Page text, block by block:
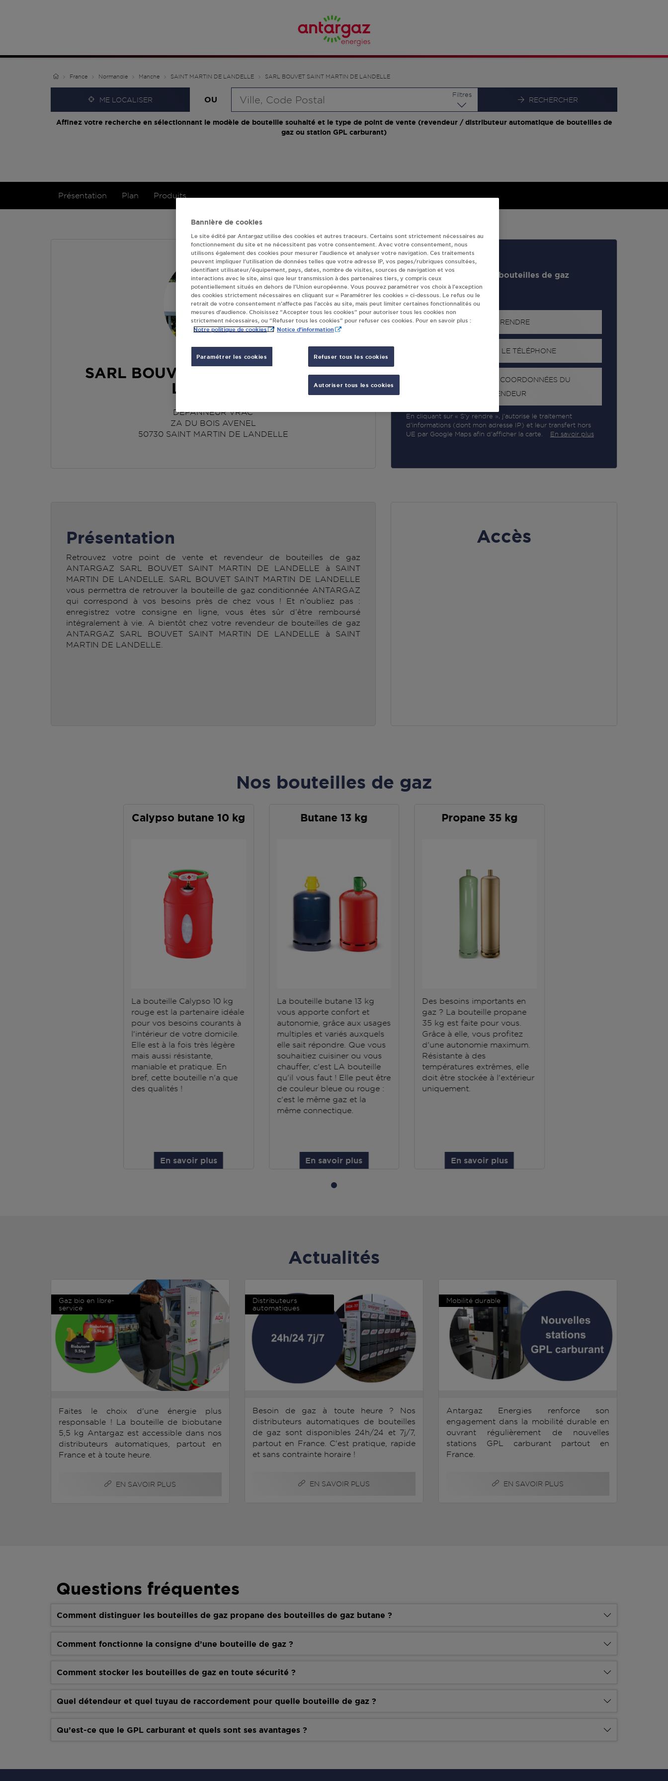
France Normandie Manche SAINT MARTIN DE LANDELLE SARL BOUVET SAINT MARTIN DE LANDELLE
ME LOCALISER OU
Filtres
RECHERCHER
Affinez votre recherche en sélectionnant le modèle de bouteille souhaité et le type de point de vente (revendeur / distributeur automatique de bouteilles de
gaz ou station GPL carburant)
Présentation Plan Produits
SARL BOUVET SAINT MARTIN DE
LANDELLE
DEPANNEUR VRAC
ZA DU BOIS AVENEL
50730 SAINT MARTIN DE LANDELLE
Revendeur de bouteilles de gaz
S'Y RENDRE
AFFICHER LE TÉLÉPHONE
RECEVOIR LES COORDONNÉES DU
REVENDEUR
En cliquant sur « S’y rendre », j’autorise le traitement
d’informations (dont mon adresse IP) et leur transfert hors
UE par Google Maps afin d’afficher la carte.
En savoir plus
Accès
Présentation
Retrouvez votre point de vente et revendeur de bouteilles de gaz
ANTARGAZ SARL BOUVET SAINT MARTIN DE LANDELLE à SAINT
MARTIN DE LANDELLE. SARL BOUVET SAINT MARTIN DE LANDELLE
vous permettra de retrouver la bouteille de gaz conditionnée ANTARGAZ
qui correspond à vos besoins près de chez vous ! Et n’oubliez pas :
enregistrez votre consigne en ligne, vous êtes sûr d’être remboursé
intégralement à vie. A bientôt chez votre revendeur de bouteilles de gaz
ANTARGAZ SARL BOUVET SAINT MARTIN DE LANDELLE à SAINT
MARTIN DE LANDELLE.
Nos bouteilles de gaz
Calypso butane 10 kg
La bouteille Calypso 10 kg
rouge est la partenaire idéale
pour vos besoins courants à
l'intérieur de votre domicile.
Elle est à la fois très légère
mais aussi résistante,
maniable et pratique. En
bref, cette bouteille n'a que
des qualités !
En savoir plus
Butane 13 kg
La bouteille butane 13 kg
vous apporte confort et
autonomie, grâce aux usages
multiples et variés auxquels
elle sait répondre. Que vous
souhaitiez cuisiner ou vous
chauffer, c'est LA bouteille
qu'il vous faut ! Elle peut être
de couleur bleue ou rouge :
c'est le même gaz et la
même connectique.
En savoir plus
Propane 35 kg
Des besoins importants en
gaz ? La bouteille propane
35 kg est faite pour vous.
Grâce à elle, vous profitez
d'une autonomie maximum.
Résistante à des
températures extrêmes, elle
doit être stockée à l'extérieur
uniquement.
En savoir plus
Actualités
Gaz bio en libre-
service
Faites le choix d'une énergie plus
responsable ! La bouteille de biobutane
5,5 kg Antargaz est accessible dans nos
distributeurs automatiques, partout en
France et à toute heure.
EN SAVOIR PLUS
Distributeurs
automatiques
Besoin de gaz à toute heure ? Nos
distributeurs automatiques de bouteilles
de gaz sont disponibles 24h/24 et 7j/7,
partout en France. C'est pratique, rapide
et sans contrainte horaire !
EN SAVOIR PLUS
Mobilité durable
Antargaz Energies renforce son
engagement dans la mobilité durable en
ouvrant régulièrement de nouvelles
stations GPL carburant partout en
France.
EN SAVOIR PLUS
Questions fréquentes
Comment distinguer les bouteilles de gaz propane des bouteilles de gaz butane ?
Comment fonctionne la consigne d’une bouteille de gaz ?
Comment stocker les bouteilles de gaz en toute sécurité ?
Quel détendeur et quel tuyau de raccordement pour quelle bouteille de gaz ?
Qu’est-ce que le GPL carburant et quels sont ses avantages ?
Bannière de cookies
Le site édité par Antargaz utilise des cookies et autres traceurs. Certains sont strictement nécessaires au
fonctionnement du site et ne nécessitent pas votre consentement. Avec votre consentement, nous
utilisons également des cookies pour mesurer l’audience et analyser votre navigation. Ces traitements
peuvent impliquer l’utilisation de données telles que votre adresse IP, vos pages/rubriques consultées,
identifiant utilisateur/équipement, pays, dates, nombre de visites, sources de navigation et vos
interactions avec le site, ainsi que leur transmission à des partenaires tiers, y compris ceux
potentiellement situés en dehors de l’Union européenne. Vous pouvez paramétrer vos choix à l’exception
des cookies strictement nécessaires en cliquant sur « Paramétrer les cookies » ci-dessous. Le refus ou le
retrait de votre consentement n’affecte pas l’accès au site, mais peut limiter certaines fonctionnalités ou
mesures d’audience. Choisissez “Accepter tous les cookies” pour autoriser tous les cookies non
strictement nécessaires, ou “Refuser tous les cookies” pour refuser ces cookies. Pour en savoir plus :
Notre politique de cookies Notice d'information
Paramétrer les cookies Refuser tous les cookies
Autoriser tous les cookies